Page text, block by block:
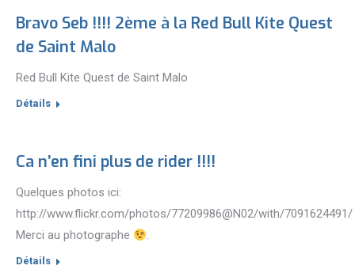
Bravo Seb !!!! 2ème à la Red Bull Kite Quest
de Saint Malo
Red Bull Kite Quest de Saint Malo
Détails
Ca n’en fini plus de rider !!!!
Quelques photos ici:
http://www.flickr.com/photos/77209986@N02/with/7091624491/
Merci au photographe
.
Détails